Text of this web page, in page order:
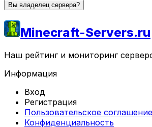
Вы владелец сервера?
Minecraft-Servers.ru
Наш рейтинг и мониторинг
Информация
Вход
Регистрация
Пользовательское соглашение
Конфиденциальность